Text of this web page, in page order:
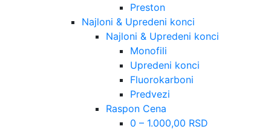
Preston
Najloni & Upredeni konci
Najloni & Upredeni konci
Monofili
Upredeni konci
Fluorokarboni
Predvezi
Raspon Cena
0 – 1.000,00 RSD